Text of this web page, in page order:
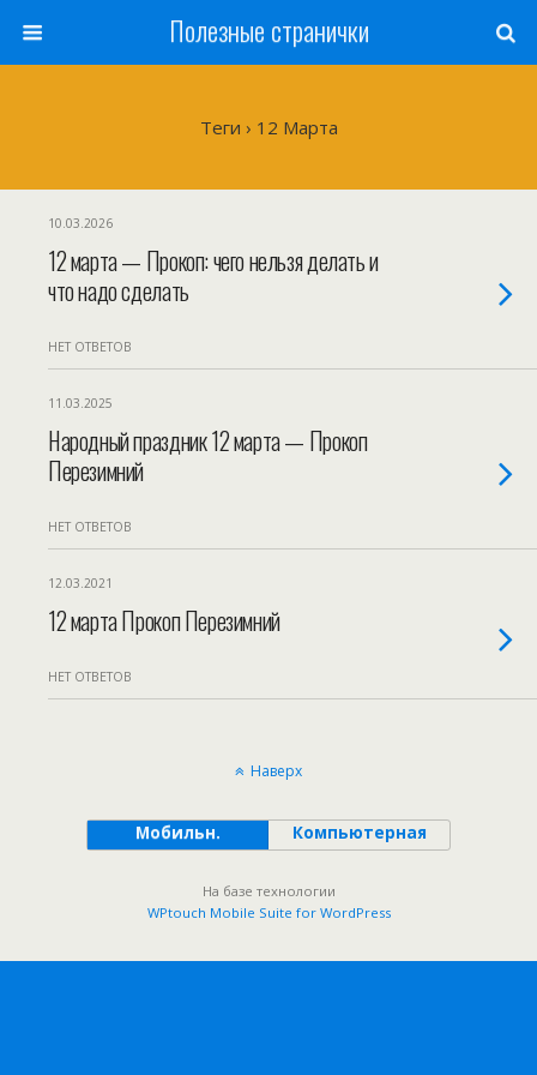
Полезные странички
Теги › 12 Марта
10.03.2026
12 марта — Прокоп: чего нельзя делать и
что надо сделать
НЕТ ОТВЕТОВ
11.03.2025
Народный праздник 12 марта — Прокоп
Перезимний
НЕТ ОТВЕТОВ
12.03.2021
12 марта Прокоп Перезимний
НЕТ ОТВЕТОВ
Наверх
Мобильн. Компьютерная
На базе технологии
WPtouch Mobile Suite for WordPress